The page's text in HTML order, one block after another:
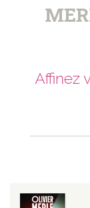
Affinez